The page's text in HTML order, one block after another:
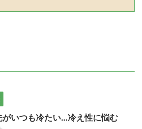
がいつも冷たい…冷え性に悩む